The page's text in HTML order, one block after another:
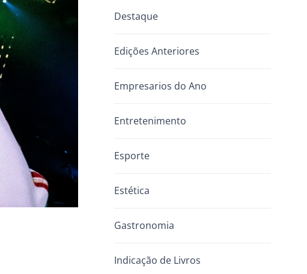
Destaque
Edições Anteriores
Empresarios do Ano
Entretenimento
Esporte
Estética
Gastronomia
Indicação de Livros